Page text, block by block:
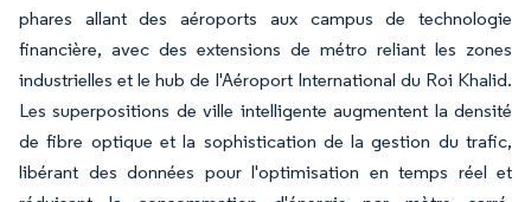
phares allant des aéroports aux campus de technologie
financière, avec des extensions de métro reliant les zones
industrielles et le hub de l'Aéroport International du Roi Khalid.
Les superpositions de ville intelligente augmentent la densité
de fibre optique et la sophistication de la gestion du trafic,
libérant des données pour l'optimisation en temps réel et